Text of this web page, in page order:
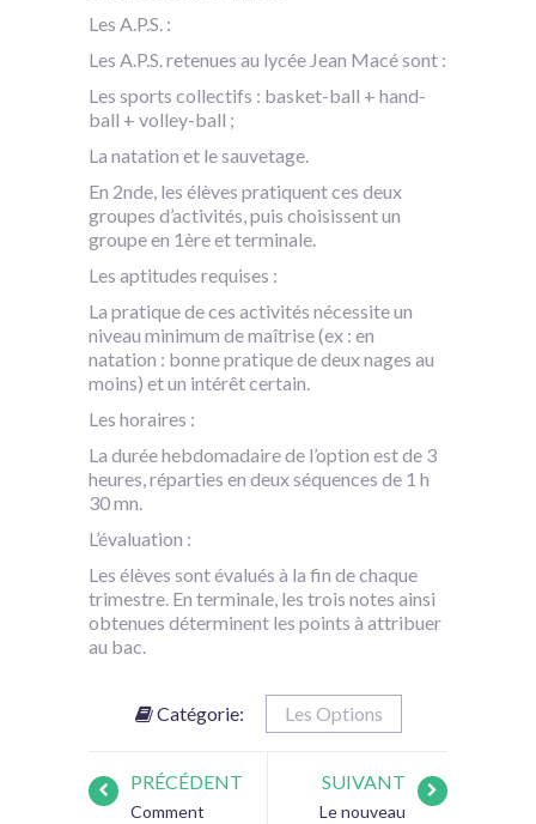
Les A.P.S. :
Les A.P.S. retenues au lycée Jean Macé sont :
Les sports collectifs : basket-ball + hand-
ball + volley-ball ;
La natation et le sauvetage.
En 2nde, les élèves pratiquent ces deux
groupes d’activités, puis choisissent un
groupe en 1ère et terminale.
Les aptitudes requises :
La pratique de ces activités nécessite un
niveau minimum de maîtrise (ex : en
natation : bonne pratique de deux nages au
moins) et un intérêt certain.
Les horaires :
La durée hebdomadaire de l’option est de 3
heures, réparties en deux séquences de 1 h
30 mn.
L’évaluation :
Les élèves sont évalués à la fin de chaque
trimestre. En terminale, les trois notes ainsi
obtenues déterminent les points à attribuer
au bac.
Catégorie: Les Options
PRÉCÉDENT
Comment
SUIVANT
Le nouveau